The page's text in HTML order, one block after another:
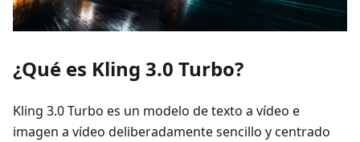
¿Qué es Kling 3.0 Turbo?
Kling 3.0 Turbo es un modelo de texto a vídeo e
imagen a vídeo deliberadamente sencillo y centrado